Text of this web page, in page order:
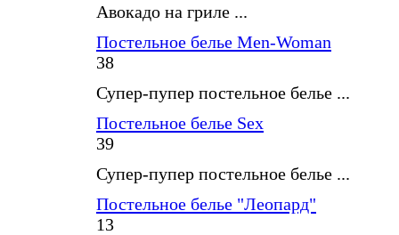
Авокадо на гриле ...
Постельное белье Men-Woman
38
Супер-пупер постельное белье ...
Постельное белье Sex
39
Супер-пупер постельное белье ...
Постельное белье "Леопард"
13